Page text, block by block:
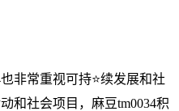
非常重视可持⭐续发展和社
和社会项目，麻豆tm0034积